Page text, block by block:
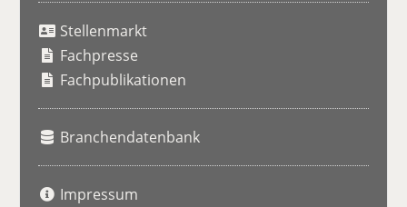
Stellenmarkt
Fachpresse
Fachpublikationen
Branchendatenbank
Impressum